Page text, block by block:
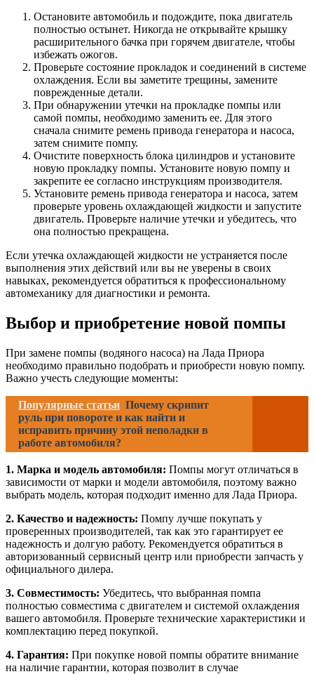
Остановите автомобиль и подождите, пока двигатель
полностью остынет. Никогда не открывайте крышку
расширительного бачка при горячем двигателе, чтобы
избежать ожогов.
Проверьте состояние прокладок и соединений в системе
охлаждения. Если вы заметите трещины, замените
поврежденные детали.
При обнаружении утечки на прокладке помпы или
самой помпы, необходимо заменить ее. Для этого
сначала снимите ремень привода генератора и насоса,
затем снимите помпу.
Очистите поверхность блока цилиндров и установите
новую прокладку помпы. Установите новую помпу и
закрепите ее согласно инструкциям производителя.
Установите ремень привода генератора и насоса, затем
проверьте уровень охлаждающей жидкости и запустите
двигатель. Проверьте наличие утечки и убедитесь, что
она полностью прекращена.
Если утечка охлаждающей жидкости не устраняется после
выполнения этих действий или вы не уверены в своих
навыках, рекомендуется обратиться к профессиональному
автомеханику для диагностики и ремонта.
Выбор и приобретение новой помпы
При замене помпы (водяного насоса) на Лада Приора
необходимо правильно подобрать и приобрести новую помпу.
Важно учесть следующие моменты:
Популярные статьи Почему скрипит
руль при повороте и как найти и
исправить причину этой неполадки в
работе автомобиля?
1. Марка и модель автомобиля: Помпы могут отличаться в
зависимости от марки и модели автомобиля, поэтому важно
выбрать модель, которая подходит именно для Лада Приора.
2. Качество и надежность: Помпу лучше покупать у
проверенных производителей, так как это гарантирует ее
надежность и долгую работу. Рекомендуется обратиться в
авторизованный сервисный центр или приобрести запчасть у
официального дилера.
3. Совместимость: Убедитесь, что выбранная помпа
полностью совместима с двигателем и системой охлаждения
вашего автомобиля. Проверьте технические характеристики и
комплектацию перед покупкой.
4. Гарантия: При покупке новой помпы обратите внимание
на наличие гарантии, которая позволит в случае